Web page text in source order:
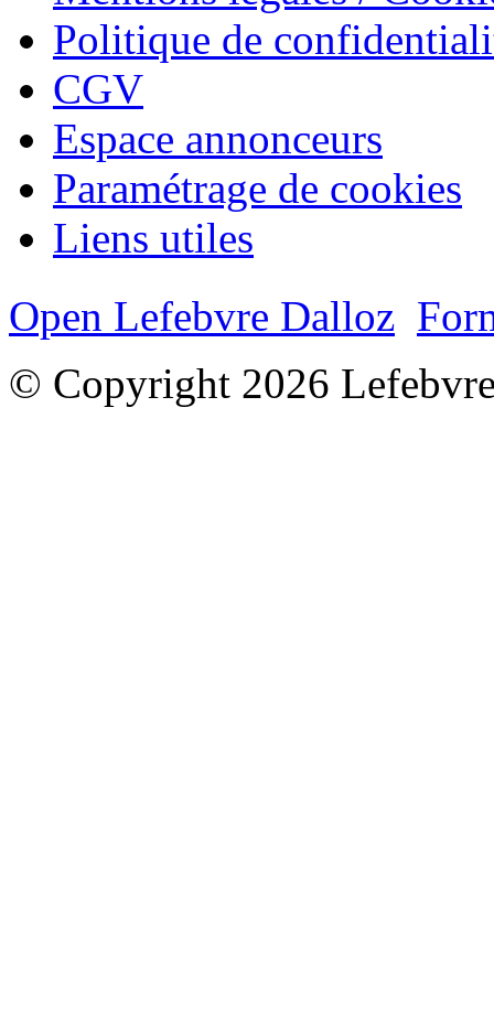
Politique de
CGV
Espace annonceurs
Paramétrage de cookies
Liens utiles
Open Lefebvre Dalloz
© Copyright 2026